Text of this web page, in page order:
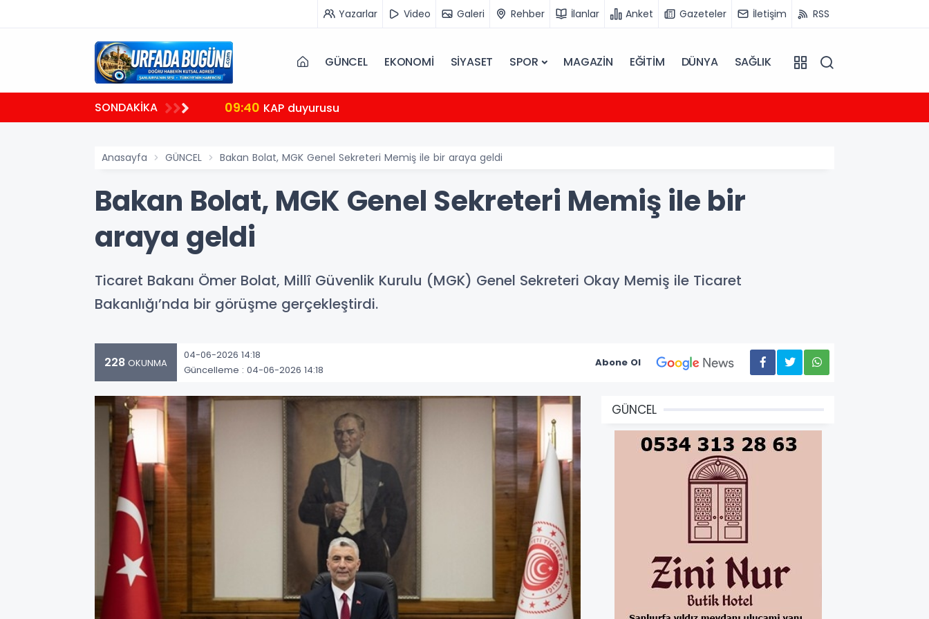
Yazarlar Video Galeri Rehber İlanlar Anket Gazeteler İletişim RSS
GÜNCEL EKONOMİ SİYASET SPOR MAGAZİN EĞİTİM DÜNYA SAĞLIK
SONDAKİKA
bekasını gözetiyor 09:40 KAP duyurusu
Anasayfa GÜNCEL Bakan Bolat, MGK Genel Sekreteri Memiş ile bir araya geldi
Bakan Bolat, MGK Genel Sekreteri Memiş ile bir
araya geldi
Ticaret Bakanı Ömer Bolat, Millî Güvenlik Kurulu (MGK) Genel Sekreteri Okay Memiş ile Ticaret
Bakanlığı’nda bir görüşme gerçekleştirdi.
228 OKUNMA
04-06-2026 14:18
Güncelleme : 04-06-2026 14:18
Abone Ol
GÜNCEL